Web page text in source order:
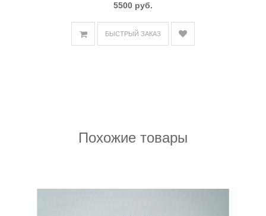
5500 руб.
БЫСТРЫЙ ЗАКАЗ
Похожие товары